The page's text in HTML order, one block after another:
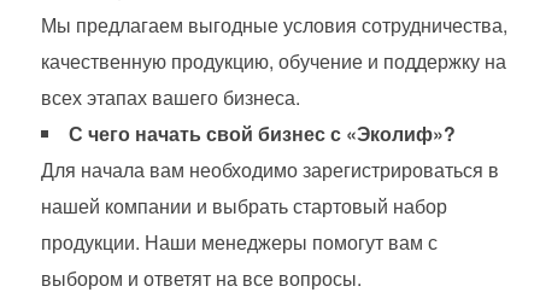
Мы предлагаем выгодные условия сотрудничества,
качественную продукцию, обучение и поддержку на
всех этапах вашего бизнеса.
С чего начать свой бизнес с «Эколиф»?
Для начала вам необходимо зарегистрироваться в
нашей компании и выбрать стартовый набор
продукции. Наши менеджеры помогут вам с
выбором и ответят на все вопросы.